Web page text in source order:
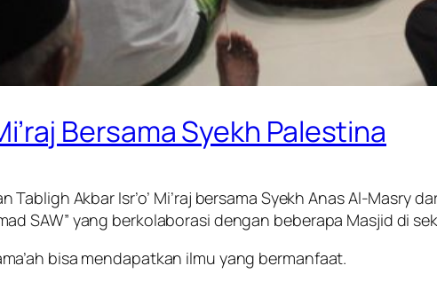
Bersama Syekh Palestina
Akbar Isr’o’ Mi’raj bersama Syekh Anas Al-Masry
SAW” yang berkolaborasi dengan beberapa Masjid di
bisa mendapatkan ilmu yang bermanfaat.